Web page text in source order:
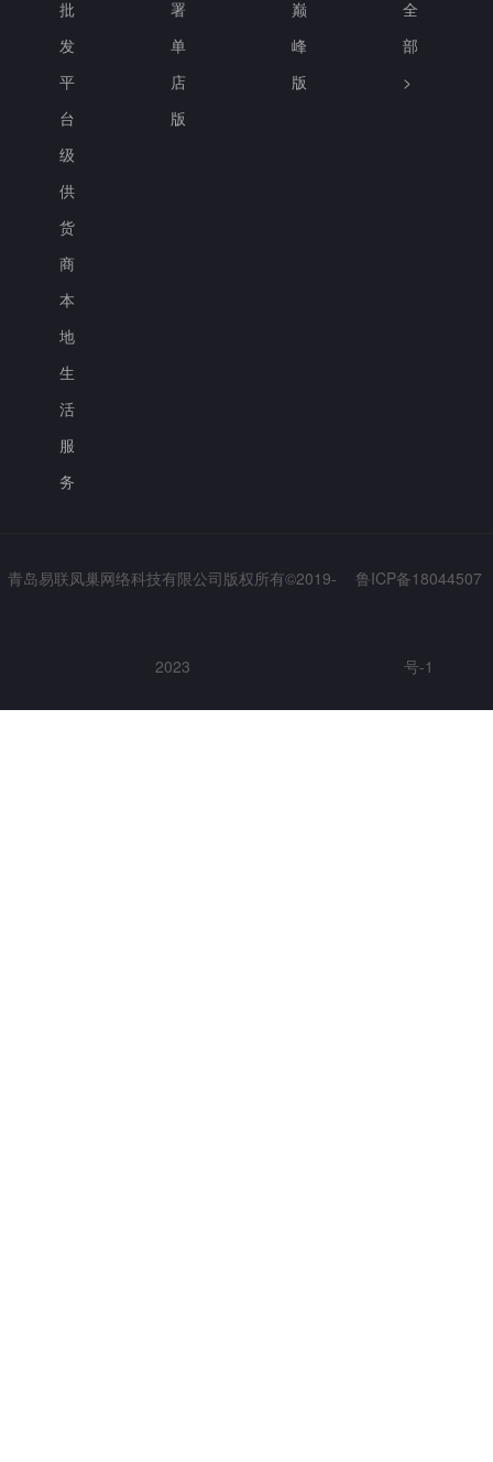
批
发
平
台
级
供
货
商
本
地
生
活
服
务
署
单
店
版
巅
峰
版
全
部
>
青岛易联凤巢网络科技有限公司版权所有©2019-
2023
鲁ICP备18044507
号-1